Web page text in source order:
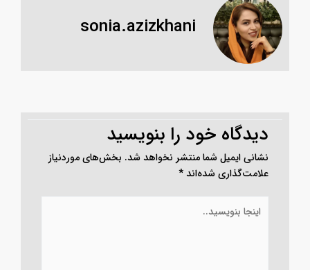
sonia.azizkhani
دیدگاه‌ خود را بنویسید
نشانی ایمیل شما منتشر نخواهد شد. بخش‌های موردنیاز
علامت‌گذاری شده‌اند*
بنویسید..